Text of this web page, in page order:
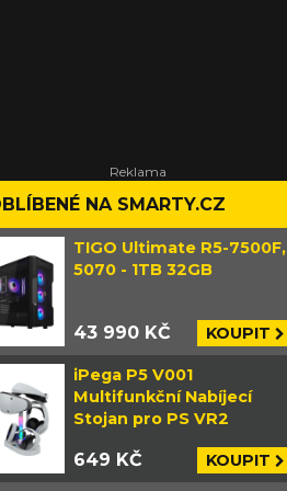
NA SMARTY.CZ
TIGO Ultimate R5-7500F,
5070 - 1TB 32GB
43 990 KČ KOUPIT
iPega P5 V001
Multifunkční Nabíjecí
Stojan pro PS VR2
649 KČ KOUPIT